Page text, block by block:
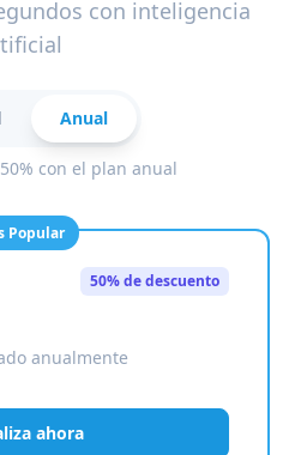
con inteligencia
Anual
con el plan anual
Popular
50% de descuento
anualmente
ahora